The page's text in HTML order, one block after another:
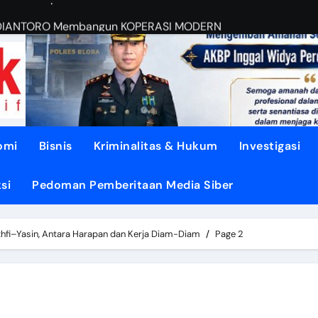
RUANG Publik
di TUNJUNGAN ke Provinsi
dari Oligarki
TEGASKAN BATAS
DISIPLIN dan NURANI
Gotong Royong Menjadi Energi Perubahan
Bisnis Kriminalitas & Hukum Investigasi
Pedoman Pemberitaan Media Siber
Antara Harapan dan Kerja Diam-Diam Page 2